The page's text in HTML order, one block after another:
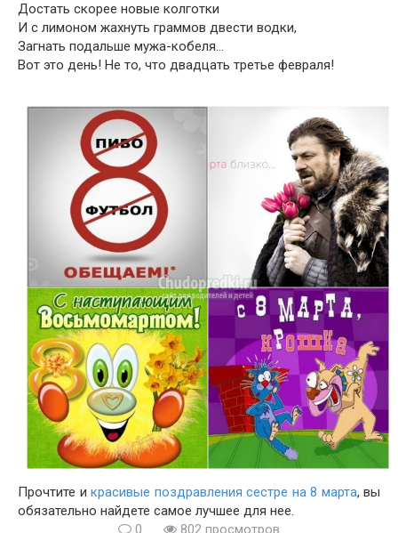
Достать скорее новые колготки
И с лимоном жахнуть граммов двести водки,
Загнать подальше мужа-кобеля…
Вот это день! Не то, что двадцать третье февраля!
Прочтите и красивые поздравления сестре на 8 марта, вы
обязательно найдете самое лучшее для нее.
0
802 просмотров